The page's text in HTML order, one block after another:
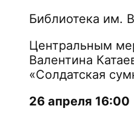
Библиотека им.
Центральным
Валентина
«Солдатская
26 апреля 16:00